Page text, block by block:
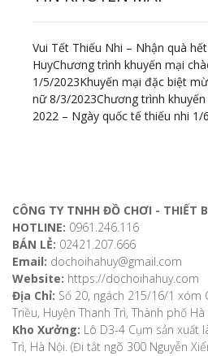
Vui Tết Thiếu Nhi – Nhận quà
HuyChương trình khuyến mại
1/5/2023Khuyến mại đặc biệt
nữ 8/3/2023Chương trình
2022 – Ngày quốc tế thiếu nhi 1/
CÔNG TY TNHH ĐỒ CHƠI - THIẾT
HOTLINE: 0961.246.116
BÁN LẺ: 02421.207.666
Email: dochoihahuy@gmail.com
Website: https://dochoihahuy.com
Địa Chỉ: Số 20, ngách 215/16/1 xóm
Triều, Huyện Thanh Trì, Thành phố Hà
Kho Xưởng: Lô D3-4 Cụm sản xuất
Trì, Hà Nội. (Đi tắt ngõ 300 Nguyễn